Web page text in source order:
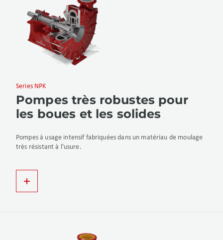
Series NPK
Pompes très robustes pour
les boues et les solides
Pompes à usage intensif fabriquées dans un matériau de moulage
très résistant à l'usure.